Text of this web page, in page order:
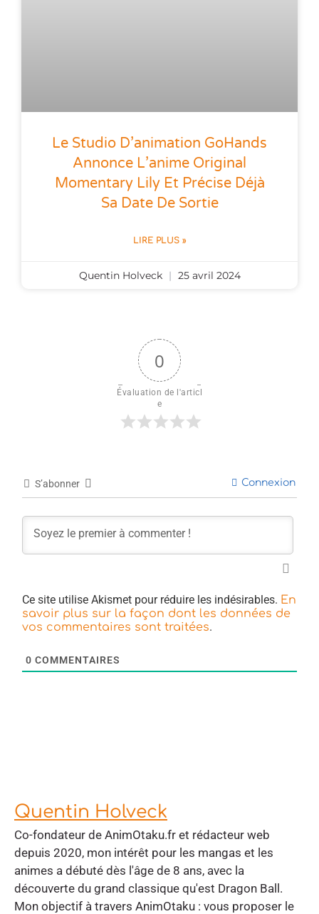
Le Studio D’animation GoHands
Annonce L’anime Original
Momentary Lily Et Précise Déjà
Sa Date De Sortie
LIRE PLUS »
Quentin Holveck 25 avril 2024
0
Évaluation de l'articl
e
S’abonner Connexion
Ce site utilise Akismet pour réduire les indésirables. En
savoir plus sur la façon dont les données de
vos commentaires sont traitées.
0 COMMENTAIRES
Quentin Holveck
Co-fondateur de AnimOtaku.fr et rédacteur web
depuis 2020, mon intérêt pour les mangas et les
animes a débuté dès l'âge de 8 ans, avec la
découverte du grand classique qu'est Dragon Ball.
Mon objectif à travers AnimOtaku : vous proposer le